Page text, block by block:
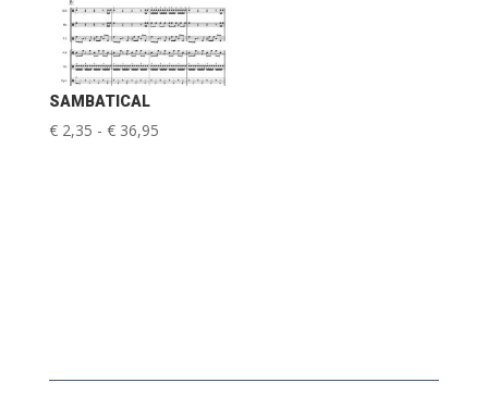
SAMBATICAL
€2,35 - €36,95Prijsklasse: